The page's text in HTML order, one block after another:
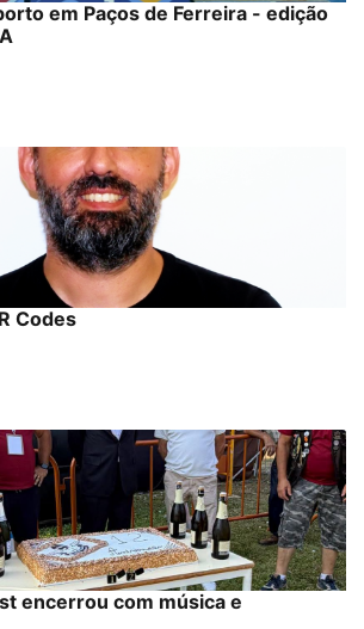
em Paços de Ferreira - edição
Codes
encerrou com música e